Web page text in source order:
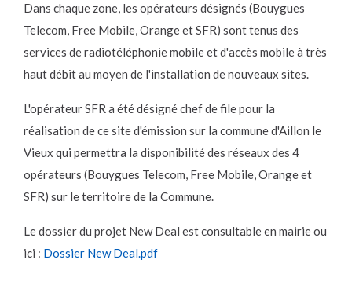
Dans chaque zone, les opérateurs désignés (Bouygues
Telecom, Free Mobile, Orange et SFR) sont tenus des
services de radiotéléphonie mobile et d'accès mobile à très
haut débit au moyen de l'installation de nouveaux sites.
L'opérateur SFR a été désigné chef de file pour la
réalisation de ce site d'émission sur la commune d'Aillon le
Vieux qui permettra la disponibilité des réseaux des 4
opérateurs (Bouygues Telecom, Free Mobile, Orange et
SFR) sur le territoire de la Commune.
Le dossier du projet New Deal est consultable en mairie ou
ici : Dossier New Deal.pdf